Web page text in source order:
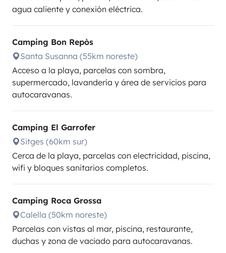
agua caliente y conexión eléctrica.
Camping Bon Repòs
Santa Susanna (55km noreste)
Acceso a la playa, parcelas con sombra,
supermercado, lavandería y área de servicios para
autocaravanas.
Camping El Garrofer
Sitges (60km sur)
Cerca de la playa, parcelas con electricidad, piscina,
wifi y bloques sanitarios completos.
Camping Roca Grossa
Calella (50km noreste)
Parcelas con vistas al mar, piscina, restaurante,
duchas y zona de vaciado para autocaravanas.